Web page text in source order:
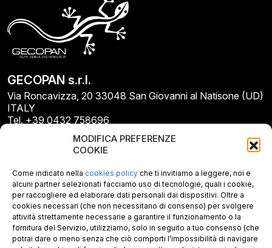
MODIFICA PREFERENZE
COOKIE
Come indicato nella cookies policy che ti invitiamo a leggere, noi e
alcuni partner selezionati facciamo uso di tecnologie, quali i cookie,
per raccogliere ed elaborare dati personali dai dispositivi. Oltre a
cookies necessari (che non necessitano di consenso) per svolgere
attività strettamente necessarie a garantire il funzionamento o la
fornitura del Servizio, utilizziamo, solo in seguito a tuo consenso (che
potrai dare o meno senza che ciò comporti l’impossibilità di navigare
GECOPAN s.r.l.
Via Roncavizza, 20 33048 San Giovanni al Natisone (UD)
ITALY
Tel. +39 0432 758696
E-mail PEC: gecopan@pec.it
P.I. E C.F. 02487660306
N. REA UD 264834
Capitale sociale € 30.000